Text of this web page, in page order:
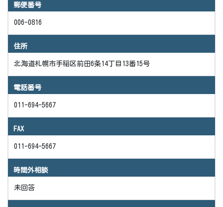
郵便番号
006-0816
住所
北海道札幌市手稲区前田6条14丁目13番15号
電話番号
011-694-5667
FAX
011-694-5667
時間外相談
未回答